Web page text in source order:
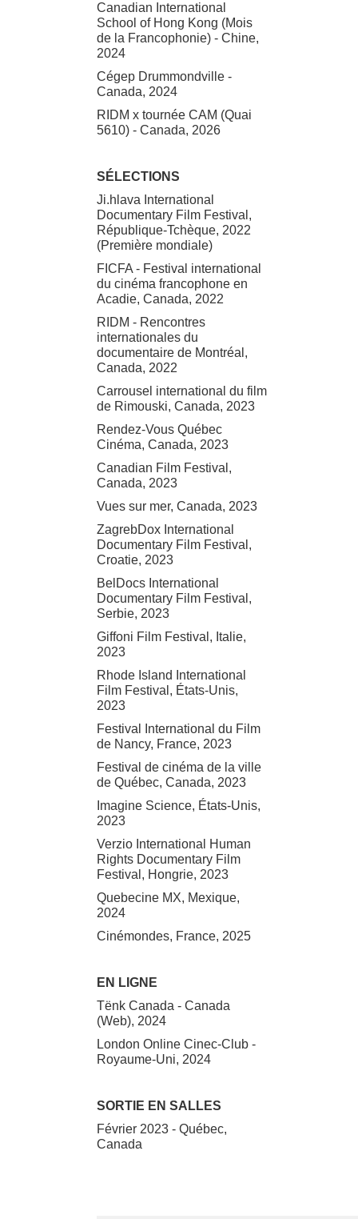
Canadian International
School of Hong Kong (Mois
de la Francophonie) - Chine,
2024
Cégep Drummondville -
Canada, 2024
RIDM x tournée CAM (Quai
5610) - Canada, 2026
SÉLECTIONS
Ji.hlava International
Documentary Film Festival,
République-Tchèque, 2022
(Première mondiale)
FICFA - Festival international
du cinéma francophone en
Acadie, Canada, 2022
RIDM - Rencontres
internationales du
documentaire de Montréal,
Canada, 2022
Carrousel international du film
de Rimouski, Canada, 2023
Rendez-Vous Québec
Cinéma, Canada, 2023
Canadian Film Festival,
Canada, 2023
Vues sur mer, Canada, 2023
ZagrebDox International
Documentary Film Festival,
Croatie, 2023
BelDocs International
Documentary Film Festival,
Serbie, 2023
Giffoni Film Festival, Italie,
2023
Rhode Island International
Film Festival, États-Unis,
2023
Festival International du Film
de Nancy, France, 2023
Festival de cinéma de la ville
de Québec, Canada, 2023
Imagine Science, États-Unis,
2023
Verzio International Human
Rights Documentary Film
Festival, Hongrie, 2023
Quebecine MX, Mexique,
2024
Cinémondes, France, 2025
EN LIGNE
Tënk Canada - Canada
(Web), 2024
London Online Cinec-Club -
Royaume-Uni, 2024
SORTIE EN SALLES
Février 2023 - Québec,
Canada